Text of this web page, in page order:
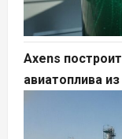
Axens
авиатоплива